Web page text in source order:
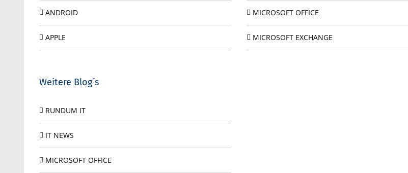
ANDROID
APPLE
Weitere Blog´s
RUNDUM IT
IT NEWS
MICROSOFT OFFICE
MICROSOFT OFFICE
MICROSOFT EXCHANGE